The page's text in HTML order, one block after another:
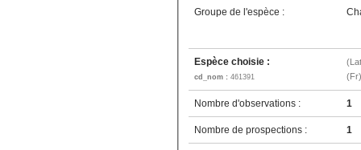
Groupe de l'espèce :
Espèce choisie :
cd_nom : 461391
(Fr)
Nombre d'observations : 1
Nombre de prospections : 1